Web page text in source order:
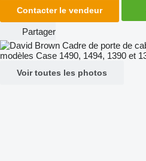
Contacter le vendeur
Partager
Voir toutes les photos